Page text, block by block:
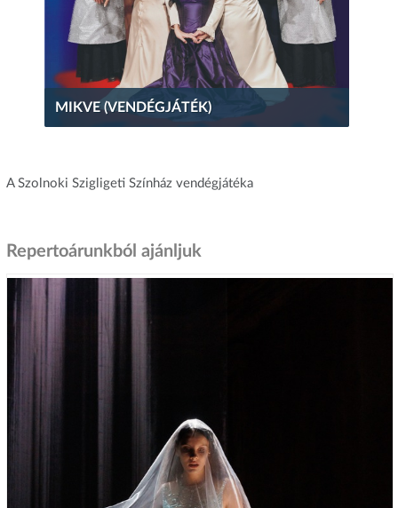
MIKVE (VENDÉGJÁTÉK)
A Szolnoki Szigligeti Színház vendégjátéka
Repertoárunkból ajánljuk